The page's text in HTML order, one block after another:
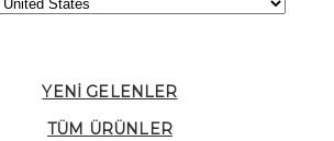
YENI GELENLER
TÜM ÜRÜNLER